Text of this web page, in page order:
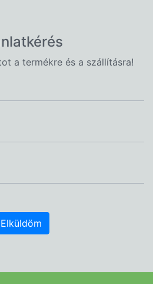
a termékre és a szállításra!
Elküldöm